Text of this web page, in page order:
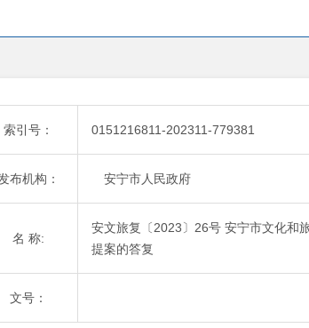
索引号： 0151216811-202311-779381
布机构： 安宁市人民政府
名 称:
安文旅复〔2023〕26号 安宁市文化和
提案的答复
文号：